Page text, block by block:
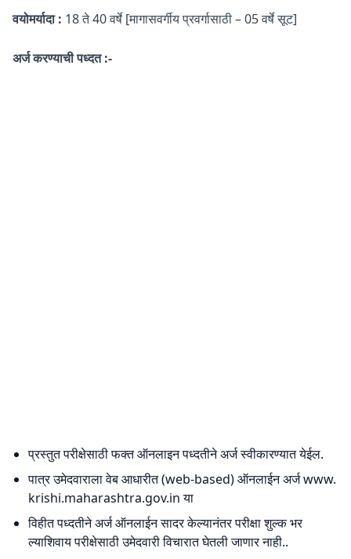
वयोमर्यादा : 18 ते 40 वर्षे [मागासवर्गीय प्रवर्गासाठी – 05 वर्षे सूट]
अर्ज करण्याची पध्दत :-
प्रस्तुत परीक्षेसाठी फक्त ऑनलाइन पध्दतीने अर्ज स्वीकारण्यात येईल.
पात्र उमेदवाराला वेब आधारीत (web-based) ऑनलाईन अर्ज www.
krishi.maharashtra.gov.in या
विहीत पध्दतीने अर्ज ऑनलाईन सादर केल्यानंतर परीक्षा शुल्क भर
ल्याशिवाय परीक्षेसाठी उमेदवारी विचारात घेतली जाणार नाही..